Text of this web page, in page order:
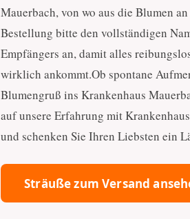
Mauerbach, von wo aus die Blumen
Bestellung bitte den vollständigen
Empfängers an, damit alles
wirklich ankommt.Ob spontane
Blumengruß ins Krankenhaus
auf unsere Erfahrung mit
und schenken Sie Ihren Liebsten ein
Sträuße zum Versand